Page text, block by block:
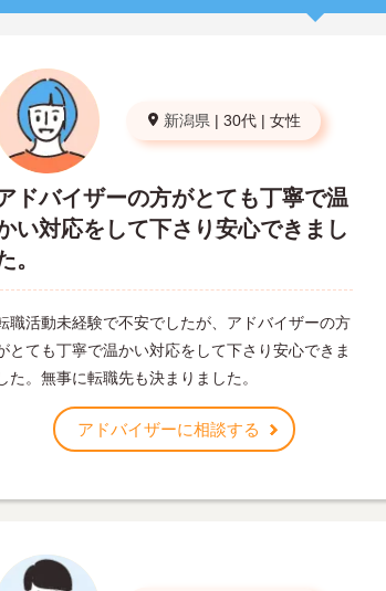
新潟県 | 30代 | 女性
ドバイザーの方がとても丁寧で温
い対応をして下さり安心できまし
。
職活動未経験で不安でしたが、アドバイザーの方
とても丁寧で温かい対応をして下さり安心できま
た。無事に転職先も決まりました。
アドバイザーに相談する